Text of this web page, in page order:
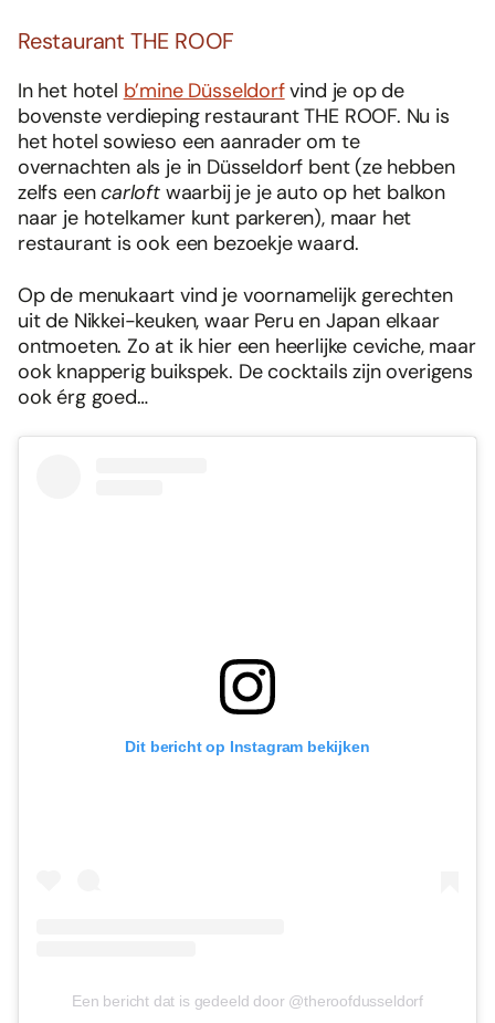
Restaurant THE ROOF
In het hotel b’mine Düsseldorfvind je op de
bovenste verdieping restaurant THE ROOF. Nu is
het hotel sowieso een aanrader om te
overnachten als je in Düsseldorf bent (ze hebben
zelfs eencarloft waarbij je je auto op het balkon
naar je hotelkamer kunt parkeren), maar het
restaurant is ook een bezoekje waard.
Op de menukaart vind je voornamelijk gerechten
uit de Nikkei-keuken, waar Peru en Japan elkaar
ontmoeten. Zo at ik hier een heerlijke ceviche, maar
ook knapperig buikspek. De cocktails zijn overigens
ook érg goed…
Dit bericht op Instagram bekijken
Een bericht dat is gedeeld door @theroofdusseldorf